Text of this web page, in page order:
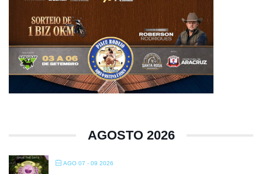
AGOSTO 2026
AGO 07 - 09 2026